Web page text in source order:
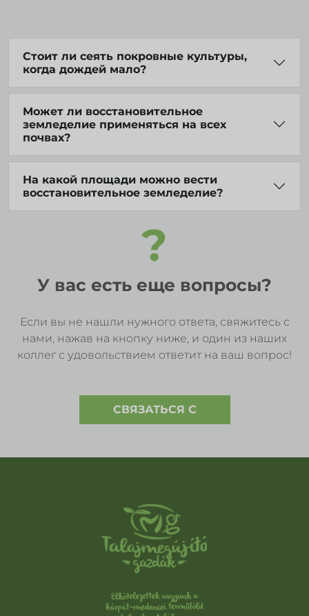
Стоит ли сеять покровные культуры,
когда дождей мало?
Может ли восстановительное
земледелие применяться на всех
почвах?
На какой площади можно вести
восстановительное земледелие?
?
У вас есть еще вопросы?
Если вы не нашли нужного ответа, свяжитесь с
нами, нажав на кнопку ниже, и один из наших
коллег с удовольствием ответит на ваш вопрос!
СВЯЗАТЬСЯ С